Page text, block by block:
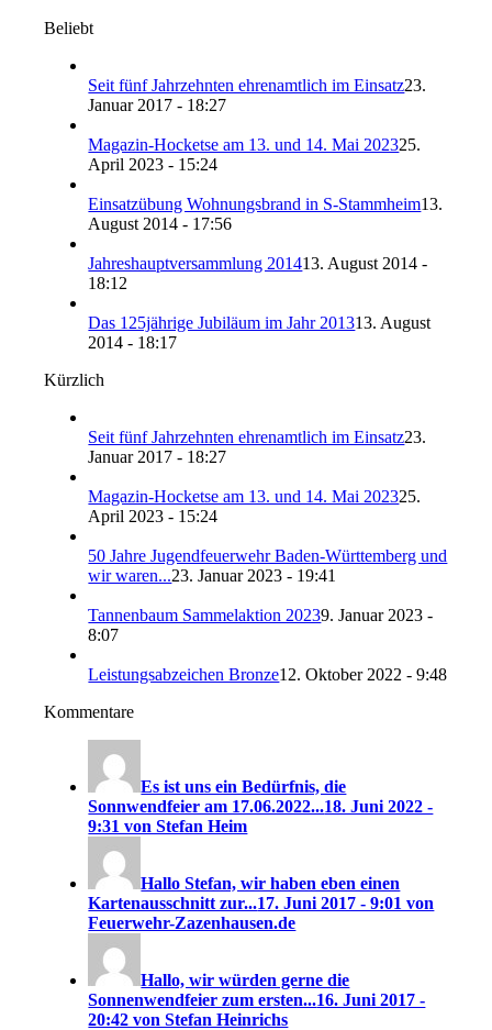
Beliebt
Seit fünf Jahrzehnten ehrenamtlich im Einsatz23.
Januar 2017 - 18:27
Magazin-Hocketse am 13. und 14. Mai 202325.
April 2023 - 15:24
Einsatzübung Wohnungsbrand in S-Stammheim13.
August 2014 - 17:56
Jahreshauptversammlung 201413. August 2014 -
18:12
Das 125jährige Jubiläum im Jahr 201313. August
2014 - 18:17
Kürzlich
Seit fünf Jahrzehnten ehrenamtlich im Einsatz23.
Januar 2017 - 18:27
Magazin-Hocketse am 13. und 14. Mai 202325.
April 2023 - 15:24
50 Jahre Jugendfeuerwehr Baden-Württemberg und
wir waren...23. Januar 2023 - 19:41
Tannenbaum Sammelaktion 20239. Januar 2023 -
8:07
Leistungsabzeichen Bronze12. Oktober 2022 - 9:48
Kommentare
Es ist uns ein Bedürfnis, die
Sonnwendfeier am 17.06.2022...18. Juni 2022 -
9:31 von Stefan Heim
Hallo Stefan, wir haben eben einen
Kartenausschnitt zur...17. Juni 2017 - 9:01 von
Feuerwehr-Zazenhausen.de
Hallo, wir würden gerne die
Sonnenwendfeier zum ersten...16. Juni 2017 -
20:42 von Stefan Heinrichs